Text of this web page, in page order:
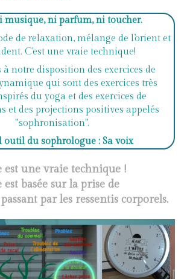
musique, ni parfum, ni toucher.
de relaxation, mélange de l’orient et
C'est une vraie technique!
notre disposition des exercices de
qui sont des exercices très
du yoga et des exercices de
et des projections positives appelés
"sophronisation".
outil du sophrologue : Sa voix
est une vraie technique !
basée sur la prise de
par les ressentis corporels.